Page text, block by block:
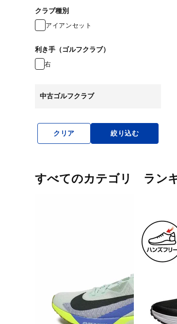
クラブ種別
アイアンセット
利き手（ゴルフクラブ）
右
中古ゴルフクラブ
クリア 絞り込む
すべてのカテゴリ ラン